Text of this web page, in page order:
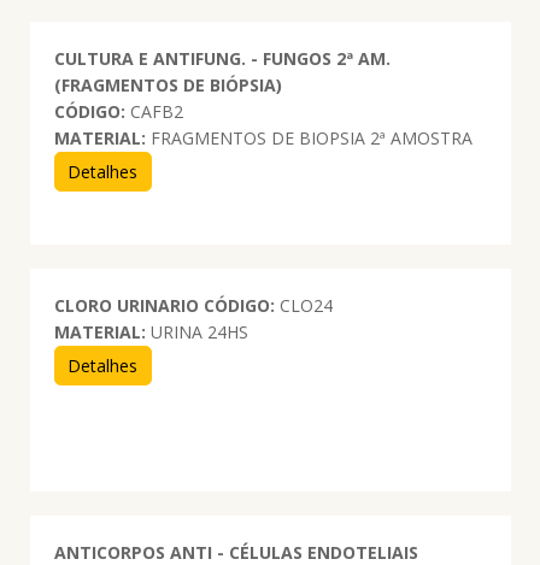
CULTURA E ANTIFUNG. - FUNGOS 2ª AM.
(FRAGMENTOS DE BIÓPSIA)
CÓDIGO: CAFB2
MATERIAL: FRAGMENTOS DE BIOPSIA 2ª AMOSTRA
Detalhes
CLORO URINARIO CÓDIGO: CLO24
MATERIAL: URINA 24HS
Detalhes
ANTICORPOS ANTI - CÉLULAS ENDOTELIAIS